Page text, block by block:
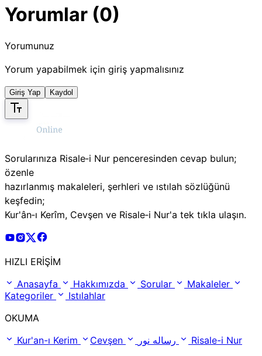
Yorumlar (0)
Yorumunuz
Yorum yapabilmek için giriş yapmalısınız
Giriş Yap Kaydol
Sorularınıza Risale‑i Nur penceresinden cevap bulun;
özenle
hazırlanmış makaleleri, şerhleri ve ıstılah sözlüğünü
keşfedin;
Kur'ân‑ı Kerîm, Cevşen ve Risale‑i Nur'a tek tıkla ulaşın.
Risale Online Youtube Hesabı
Risale Online Instagram Hesabı
Risale Online X Hesabı
HIZLI ERİŞİM
Anasayfa
Hakkımızda Sorular
Makaleler
Kategoriler
Istılahlar
OKUMA
Kur'an-ı Kerim
Cevşen Risale-i Nur